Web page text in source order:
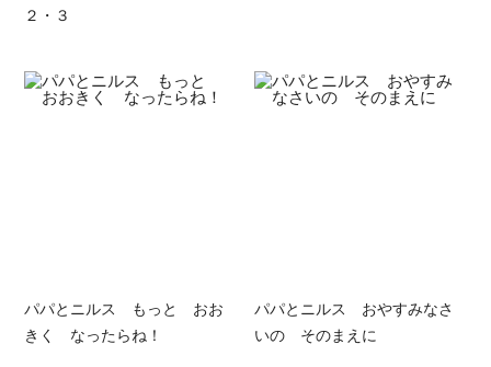
２・３
パパとニルス もっと おお
きく なったらね！
パパとニルス おやすみなさ
いの そのまえに